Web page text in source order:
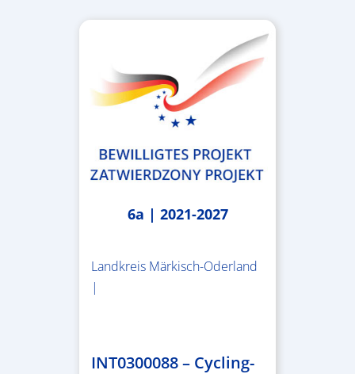
6a | 2021-2027
Landkreis Märkisch-Oderland
|
INT0300088 – Cycling-